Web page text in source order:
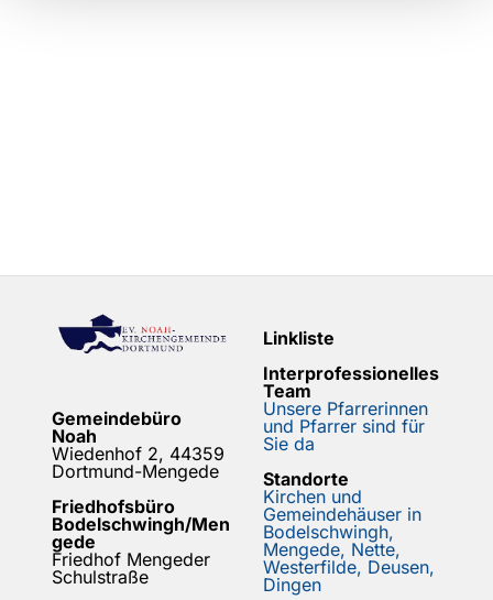
Gemeindebüro
Noah
Wiedenhof 2, 44359
Dortmund-Mengede
Friedhofsbüro
Bodelschwingh/Men
gede
Friedhof Mengeder
Schulstraße
Linkliste
Interprofessionelles
Team
Unsere Pfarrerinnen
und Pfarrer sind für
Sie da
Standorte
Kirchen und
Gemeindehäuser in
Bodelschwingh,
Mengede, Nette,
Westerfilde, Deusen,
Dingen